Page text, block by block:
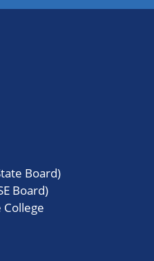
Board)
Board)
College